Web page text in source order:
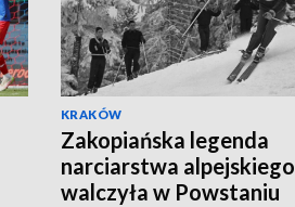
KRAKÓW
Zakopiańska legenda
narciarstwa alpejskiego
walczyła w Powstaniu